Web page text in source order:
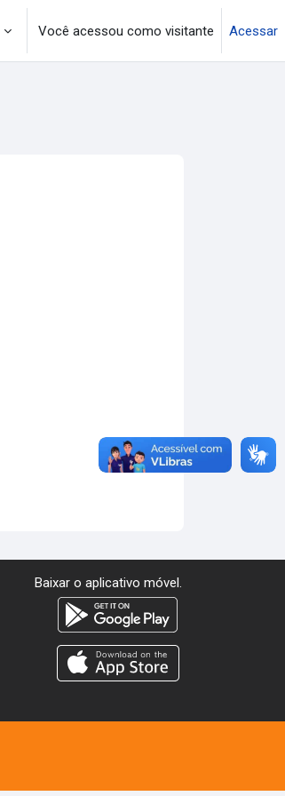
Você acessou como visitante Acessar
Baixar o aplicativo móvel.